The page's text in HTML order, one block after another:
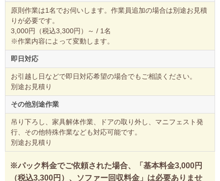
原則作業は1名でお伺いします。作業員追加の場合は別途お見積
りが必要です。
3,000円（税込3,300円）～ / 1名
※作業内容によって変動します。
即日対応
お引越し日などで即日対応希望の場合でもご相談ください。
別途お見積り
その他別途作業
吊り下ろし、家具解体作業、ドアの取り外し、マニフェスト発
行、その他特殊作業なども対応可能です。
別途お見積り
※パック料金でご依頼された場合、「基本料金3,000円
（税込3,300円）、ソファー回収料金」は必要ありませ